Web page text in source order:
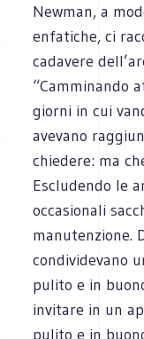
Newman, a
enfatiche, ci
cadavere
“Camminando
giorni in cui
avevano
chiedere: ma
Escludendo le
occasionali
manutenzione.
condividevano
pulito e in
invitare in un
pulito e in